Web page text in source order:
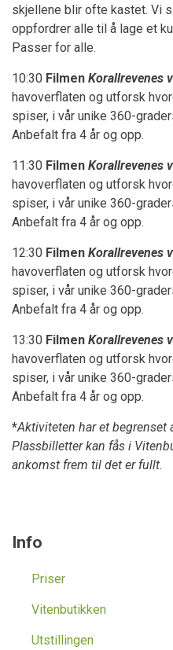
skjellene blir ofte kastet. Vi
oppfordrer alle til å lage et
Passer for alle.
10:30 Filmen Korallrevenes
havoverflaten og utforsk
spiser, i vår unike 360-
Anbefalt fra 4 år og opp.
11:30 Filmen Korallrevenes
havoverflaten og utforsk
spiser, i vår unike 360-
Anbefalt fra 4 år og opp.
12:30 Filmen Korallrevenes
havoverflaten og utforsk
spiser, i vår unike 360-
Anbefalt fra 4 år og opp.
13:30 Filmen Korallrevenes
havoverflaten og utforsk
spiser, i vår unike 360-
Anbefalt fra 4 år og opp.
*Aktiviteten har et begrenset
Plassbilletterkan fås i
ankomst frem til det er fullt.
Info
Priser
Vitenbutikken
Utstillingen